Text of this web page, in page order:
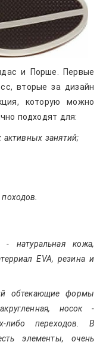
и Порше. Первые
вторые за дизайн
которую можно
подходят для:
активных занятий;
- натуральная кожа,
EVA, резина и
обтекающие формы
носок -
либо переходов. В
элементы, очень